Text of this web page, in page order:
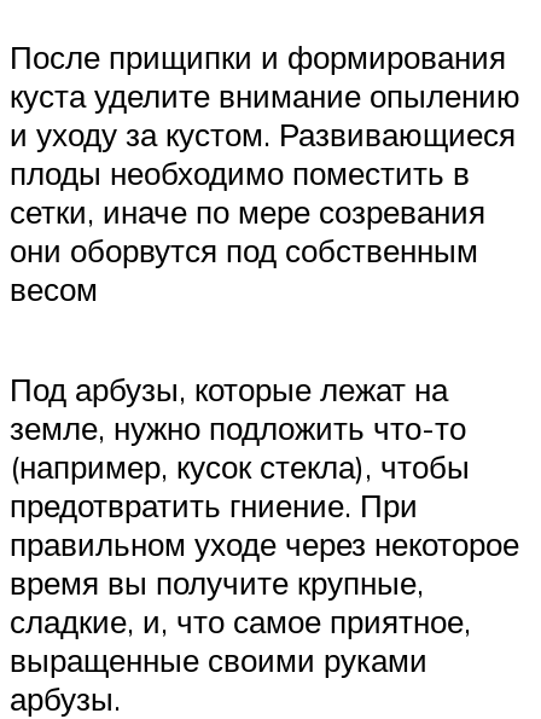
После прищипки и формирования
куста уделите внимание опылению
и уходу за кустом. Развивающиеся
плоды необходимо поместить в
сетки, иначе по мере созревания
они оборвутся под собственным
весом
Под арбузы, которые лежат на
земле, нужно подложить что-то
(например, кусок стекла), чтобы
предотвратить гниение. При
правильном уходе через некоторое
время вы получите крупные,
сладкие, и, что самое приятное,
выращенные своими руками
арбузы.